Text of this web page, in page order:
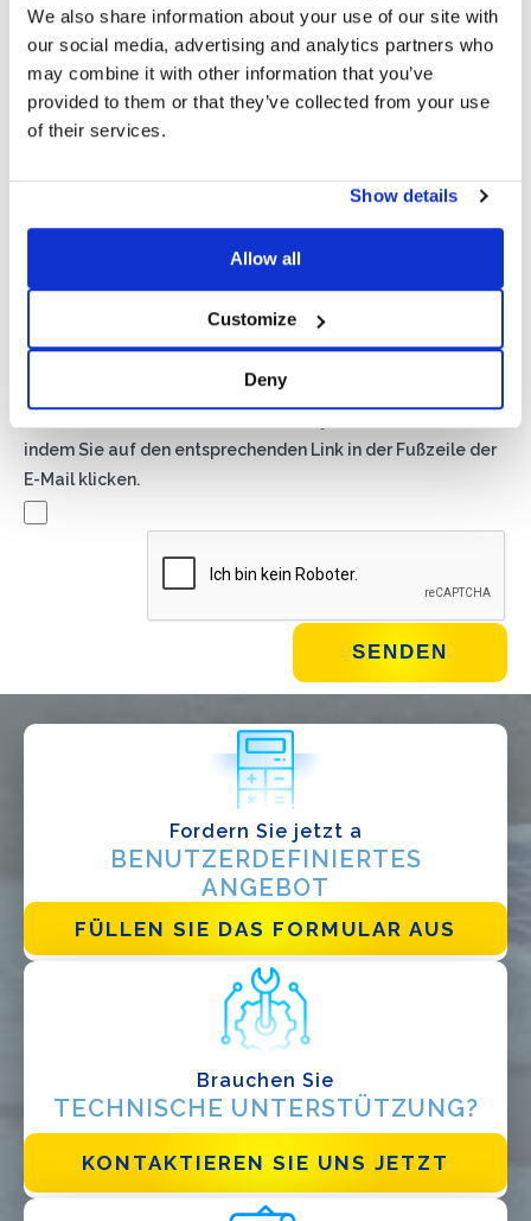
We also share information about your use of our site with
our social media, advertising and analytics partners who
may combine it with other information that you’ve
provided to them or that they’ve collected from your use
of their services.
Show details
Allow all
Customize
Deny
Privacy*
Ich genehmige die Verarbeitung meiner Daten gemäß den
Bestimmungen der Datenschutzrichtlinie
Wenn Sie dieses Kästchen ankreuzen, erklären Sie sich
Dienstleistungen von Basic S.B.R.L. per Newsletter zu
indem Sie auf den entsprechenden Link in der Fußzeile der
E-Mail klicken.
Fordern Sie jetzt a
BENUTZERDEFINIERTES
ANGEBOT
FÜLLEN SIE DAS FORMULAR AUS
Brauchen Sie
TECHNISCHE UNTERSTÜTZUNG?
KONTAKTIEREN SIE UNS JETZT
Designer
EPC
Verteiler
Andere
Ich habe dieDatenschutzbestimmungen gelesen und akzeptiere